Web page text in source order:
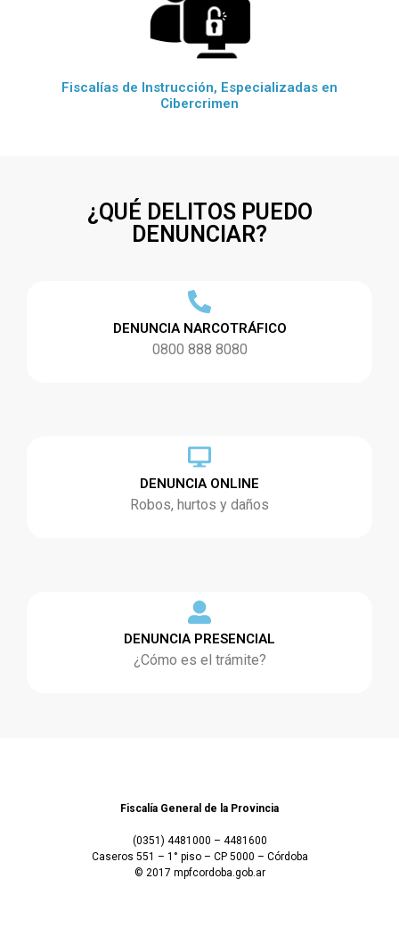
Fiscalías de Instrucción, Especializadas en
Cibercrimen
¿QUÉ DELITOS PUEDO
DENUNCIAR?
DENUNCIA NARCOTRÁFICO
0800 888 8080
DENUNCIA ONLINE
Robos, hurtos y daños
DENUNCIA PRESENCIAL
¿Cómo es el trámite?
Fiscalía General de la Provincia
(0351) 4481000 – 4481600
Caseros 551 – 1° piso – CP 5000 – Córdoba
© 2017 mpfcordoba.gob.ar